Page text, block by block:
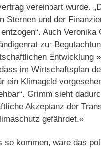
vereinbart wurde.
Sternen und der
Auch Veronika
zur
Entwicklung
im Wirtschaftsplan
ein Klimageld
Grimm sieht
Akzeptanz der
gefährdet.«
so kommen, wäre das